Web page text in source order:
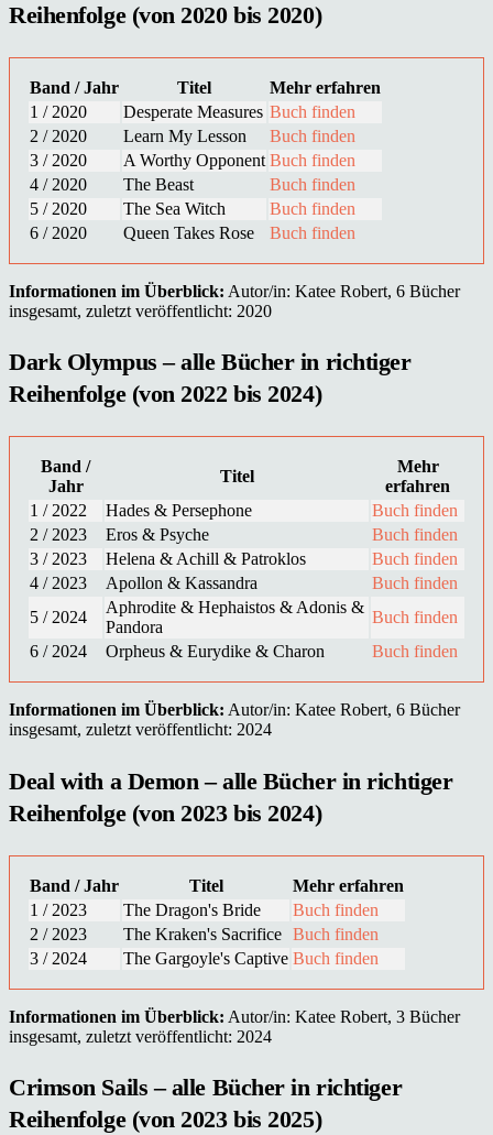
Reihenfolge (von 2020 bis 2020)
Band / Jahr Titel
Mehr erfahren
1 / 2020
Desperate Measures Buch finden
2 / 2020
Learn My Lesson
Buch finden
3 / 2020
A Worthy Opponent Buch finden
4 / 2020
The Beast
Buch finden
5 / 2020
The Sea Witch
Buch finden
6 / 2020
Queen Takes Rose Buch finden
Informationen im Überblick: Autor/in: Katee Robert, 6 Bücher
insgesamt, zuletzt veröffentlicht: 2020
Dark Olympus – alle Bücher in richtiger
Reihenfolge (von 2022 bis 2024)
Band /
Jahr
Titel
Mehr
erfahren
1 / 2022
Hades & Persephone
Buch finden
2 / 2023
Eros & Psyche
Buch finden
3 / 2023
Helena & Achill & Patroklos
Buch finden
4 / 2023
Apollon & Kassandra
Buch finden
5 / 2024
Aphrodite & Hephaistos & Adonis &
Pandora
Buch finden
6 / 2024
Orpheus & Eurydike & Charon Buch finden
Informationen im Überblick: Autor/in: Katee Robert, 6 Bücher
insgesamt, zuletzt veröffentlicht: 2024
Deal with a Demon – alle Bücher in richtiger
Reihenfolge (von 2023 bis 2024)
Band / Jahr Titel
Mehr erfahren
1 / 2023
The Dragon's Bride
Buch finden
2 / 2023
The Kraken's Sacrifice Buch finden
3 / 2024
The Gargoyle's Captive Buch finden
Informationen im Überblick: Autor/in: Katee Robert, 3 Bücher
insgesamt, zuletzt veröffentlicht: 2024
Crimson Sails – alle Bücher in richtiger
Reihenfolge (von 2023 bis 2025)